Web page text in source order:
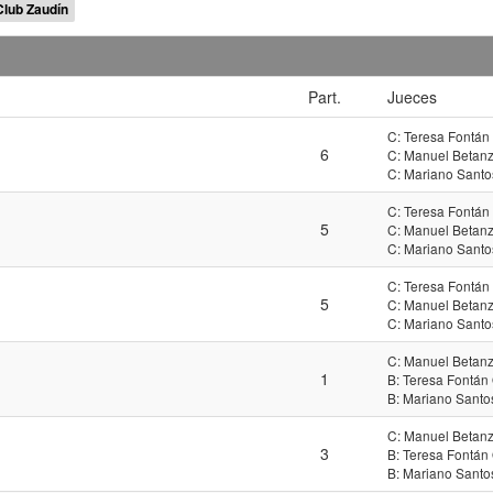
Zaudín
Part. Jueces
6
C: Teresa
C: Manuel
C: Mariano
5
C: Teresa
C: Manuel
C: Mariano
5
C: Teresa
C: Manuel
C: Mariano
1
C: Manuel
B: Teresa Fontán
B: Mariano
3
C: Manuel
B: Teresa Fontán
B: Mariano